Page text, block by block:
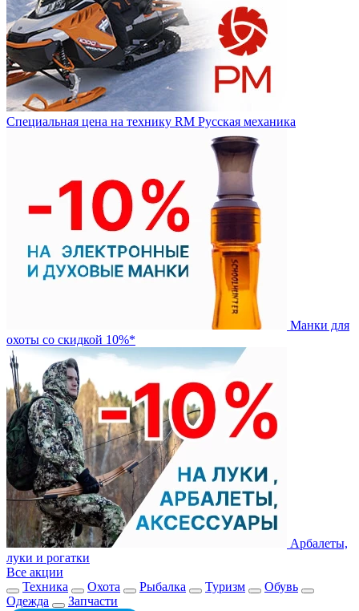
Специальная цена на технику RM Русская механика
Манки для
охоты со скидкой 10%*
Арбалеты,
луки и рогатки
Все акции
Техника
Охота Рыбалка Туризм
Обувь
Одежда
Запчасти